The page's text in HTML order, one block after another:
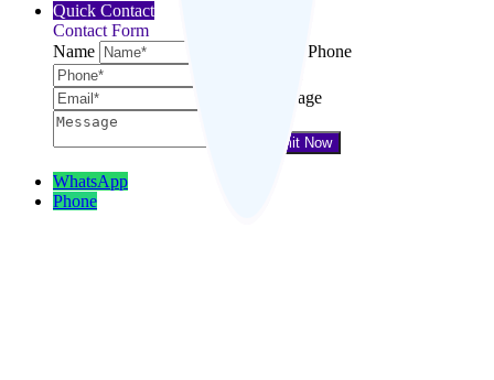
Quick Contact
Contact Form
Name
Phone
Message
WhatsApp
Phone